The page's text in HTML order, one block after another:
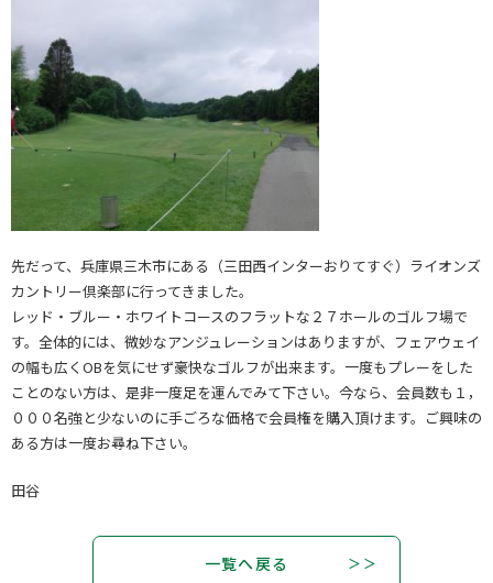
先だって、兵庫県三木市にある（三田西インターおりてすぐ） ライオンズ
カントリー倶楽部に行ってきました。
レッド・ブルー・ホワイトコースのフラットな２７ホールのゴルフ場で
す。全体的には、微妙なアンジュレーションはありますが、フェアウェイ
の幅も広くOBを気にせず豪快なゴルフが出来ます。一度もプレーをした
ことのない方は、是非一度足を運んでみて下さい。今なら、会員数も１，
０００名強と少ないのに手ごろな価格で会員権を購入頂けます。ご興味の
ある方は一度お尋ね下さい。
田谷
一覧へ戻る